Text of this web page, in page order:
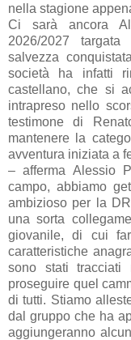
nella stagione
Ci sarà ancora
2026/2027
salvezza
società ha infatti
castellano, che si
intrapreso nello
testimone di
mantenere la
avventura iniziata a
– afferma Alessio
campo, abbiamo
ambizioso per la
una sorta
giovanile, di cui
caratteristiche
sono stati
proseguire quel
di tutti. Stiamo
dal gruppo che ha
aggiungeranno